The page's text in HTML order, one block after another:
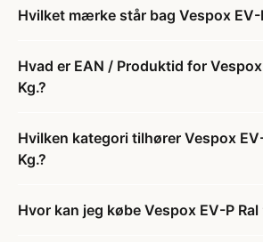
Hvilket mærke står bag Vespox EV-
Hvad er EAN / Produktid for
Kg.?
Hvilken kategori tilhører Vespox
Kg.?
Hvor kan jeg købe Vespox EV-P Ral